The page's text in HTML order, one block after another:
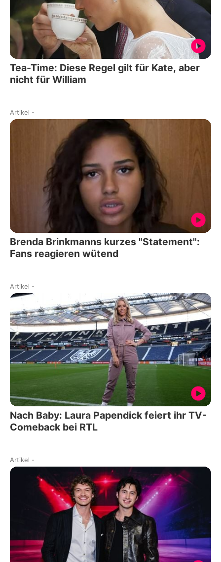
Tea-Time: Diese Regel gilt für Kate, aber
nicht für William
Artikel -
Brenda Brinkmanns kurzes "Statement":
Fans reagieren wütend
Artikel -
Nach Baby: Laura Papendick feiert ihr TV-
Comeback bei RTL
Artikel -